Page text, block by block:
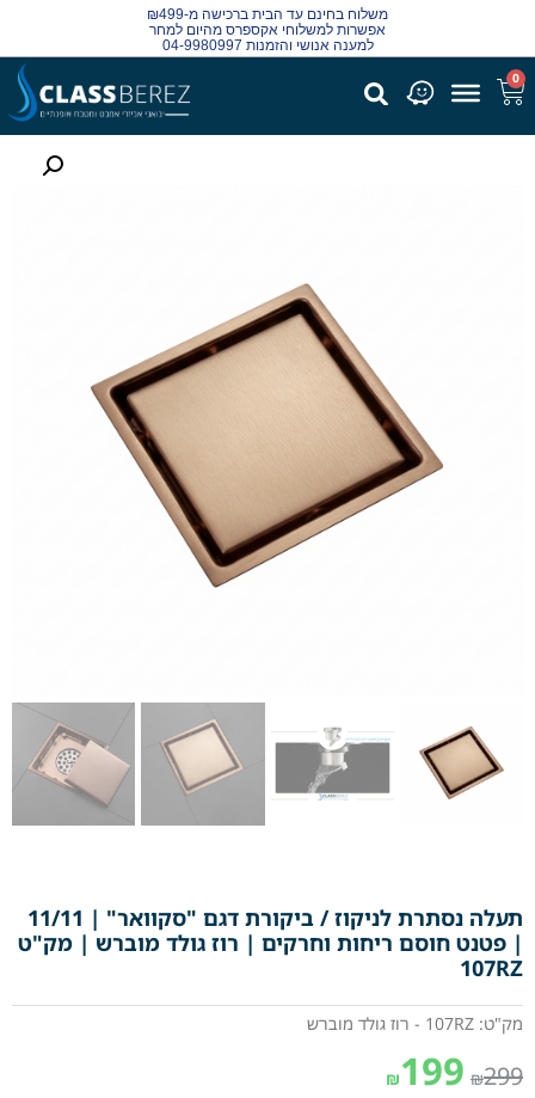
משלוח בחינם עד הבית ברכישה מ-₪499
אפשרות למשלוחי אקספרס מהיום למחר
למענה אנושי והזמנות 04-9980997
0
תעלה נסתרת לניקוז / ביקורת דגם "סקוואר" | 11/11
| פטנט חוסם ריחות וחרקים | רוז גולד מוברש | מק"ט
107RZ
מק"ט: 107RZ - רוז גולד מוברש
₪299
₪199